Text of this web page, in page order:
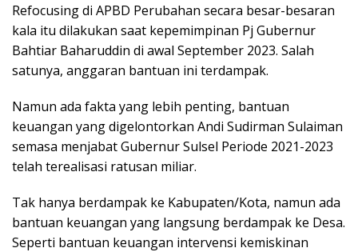
Refocusing di APBD Perubahan secara besar-besaran
kala itu dilakukan saat kepemimpinan Pj Gubernur
Bahtiar Baharuddin di awal September 2023. Salah
satunya, anggaran bantuan ini terdampak.
Namun ada fakta yang lebih penting, bantuan
keuangan yang digelontorkan Andi Sudirman Sulaiman
semasa menjabat Gubernur Sulsel Periode 2021-2023
telah terealisasi ratusan miliar.
Tak hanya berdampak ke Kabupaten/Kota, namun ada
bantuan keuangan yang langsung berdampak ke Desa.
Seperti bantuan keuangan intervensi kemiskinan